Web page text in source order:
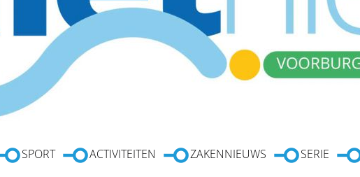
SPORT ACTIVITEITEN ZAKENNIEUWS SERIE